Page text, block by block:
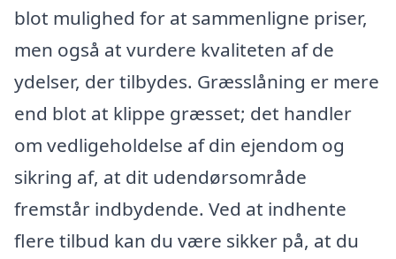
blot mulighed for at sammenligne priser,
men også at vurdere kvaliteten af de
ydelser, der tilbydes. Græsslåning er mere
end blot at klippe græsset; det handler
om vedligeholdelse af din ejendom og
sikring af, at dit udendørsområde
fremstår indbydende. Ved at indhente
flere tilbud kan du være sikker på, at du